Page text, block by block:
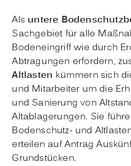
Als untere
Sachgebiet für alle
Bodeneingriff wie durch
Abtragungen erfordern,
Altlasten kümmern sich
und Mitarbeiter um die
und Sanierung von
Altablagerungen. Sie
Bodenschutz- und
erteilen auf Antrag
Grundstücken.